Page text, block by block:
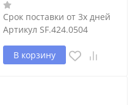
Срок поставки от 3х дней
Артикул SF.424.0504
В корзину